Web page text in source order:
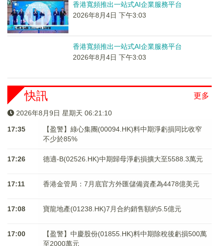
香港寬頻推出一站式AI企業服務平台
2026年8月4日 下午3:03
香港寬頻推出一站式AI企業服務平台
2026年8月4日 下午3:03
更多
快訊
2026年8月9日 星期天 06:21:10
17:35
【盈警】綠心集團(00094.HK)料中期淨虧損同比收窄
不少於85%
17:26 德適-B(02526.HK)中期歸母淨虧損擴大至5588.3萬元
17:11 香港金管局：7月底官方外匯儲備資產為4478億美元
17:08 寶龍地產(01238.HK)7月合約銷售額約5.5億元
17:00
【盈警】中慶股份(01855.HK)料中期除稅後虧損500萬
至2000萬元